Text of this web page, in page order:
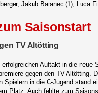
Jakub Baranec (1), Luca
Saisonstart
TV Altötting
erfolgreichen Auftakt in die neue
gegen den TV Altötting.
Spielern in die C-Jugend stand
Platz. Auch fehlte zum